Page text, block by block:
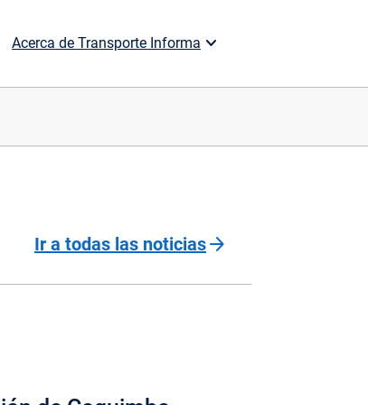
Acerca de Transporte Informa
Ir a todas las noticiasarrow_forward